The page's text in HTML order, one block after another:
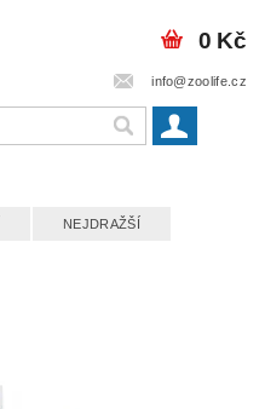
info@zoolife.cz
0 Kč
NEJDRAŽŠÍ